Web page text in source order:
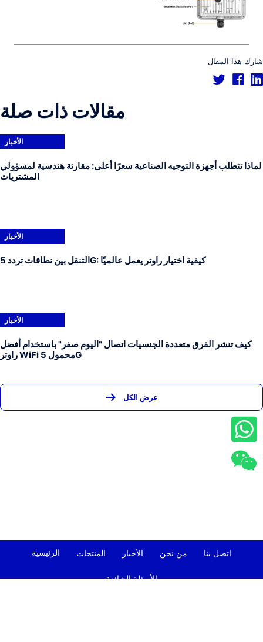
شارك هذا المقال
مقالات ذات صلة
الأخبار
لماذا تتطلب أجهزة التوجيه الصناعية سعرًا أعلى: مقارنة هندسية لمسؤولي
المشتريات
الأخبار
التنقل بين نطاقات تردد 5G: كيفية اختيار راوتر يعمل عالميًا
الأخبار
كيف تنشر الفرق متعددة الجنسيات اتصال "اليوم صفر" باستخدام أفضل
راوتر WiFi محمول 5G
عرض الكل
الرئيسية المنتجات الأخبار من نحن اتصل بنا
الأسئلة الشائعة